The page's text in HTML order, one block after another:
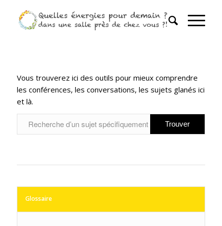
Vous trouverez ici des outils pour mieux comprendre
les conférences, les conversations, les sujets glanés ici
et là.
Glossaire